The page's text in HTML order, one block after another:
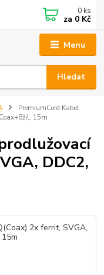
Menu
Hledat
0 ks
za 0 Kč
PremiumCord Kabel
15m
DDC2,